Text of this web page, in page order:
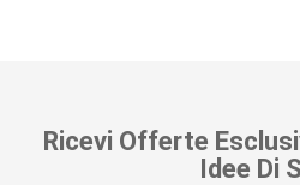
Ricevi Offerte
Idee Di